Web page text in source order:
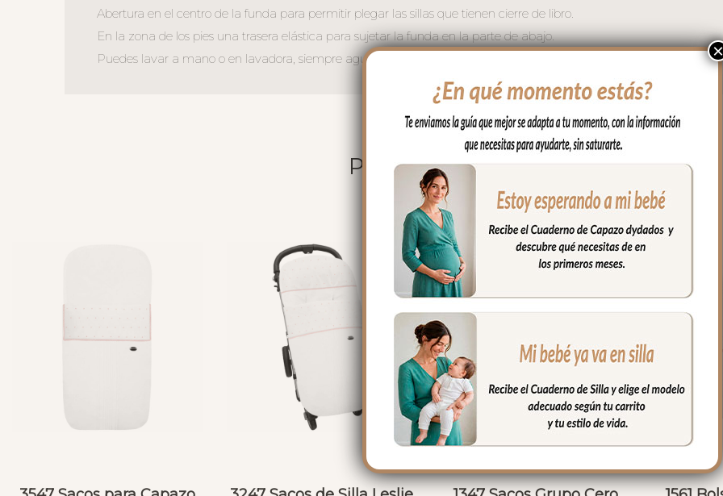
Abertura en el centro de la funda para permitir plegar las sillas que tienen cierre de libro.
En la zona de los pies una trasera elástica para sujetar la funda en la parte de abajo.
Puedes lavar a mano o en lavadora, siempre agua fría, jabones no abrasivos y secado al natural.
PRODUCTOS RELACIONADOS
×